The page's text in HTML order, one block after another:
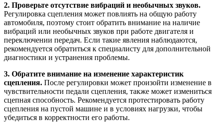
2. Проверьте отсутствие вибраций и необычных звуков.
Регулировка сцепления может повлиять на общую работу
автомобиля, поэтому стоит обратить внимание на наличие
вибраций или необычных звуков при работе двигателя и
переключении передач. Если такие явления наблюдаются,
рекомендуется обратиться к специалисту для дополнительной
диагностики и устранения проблемы.
3. Обратите внимание на изменение характеристик
сцепления. После регулировки может произойти изменение в
чувствительности педали сцепления, также может измениться
сцепная способность. Рекомендуется протестировать работу
сцепления на пустой машине и в условиях нагрузки, чтобы
убедиться в корректности его работы.